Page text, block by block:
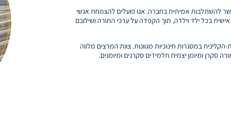
להשתלבות אמיתית בחברה. אנו פועלים להצמחת אנשי
בכל ילד וילדה, תוך הקפדה על ערכי התורה ושילובם
במסגרות חינוכיות מגוונות. צוות המרצים מלווה
סקרן ומיומן יצמיח תלמידים סקרנים ומיומנים.